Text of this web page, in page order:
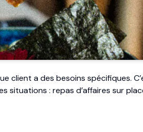
client a des besoins spécifiques.
situations : repas d’affaires sur